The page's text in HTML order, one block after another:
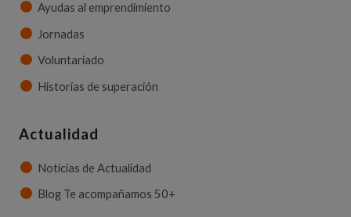
Ayudas al emprendimiento
Jornadas
Voluntariado
Historias de superación
Actualidad
Noticias de Actualidad
Blog Te acompañamos 50+